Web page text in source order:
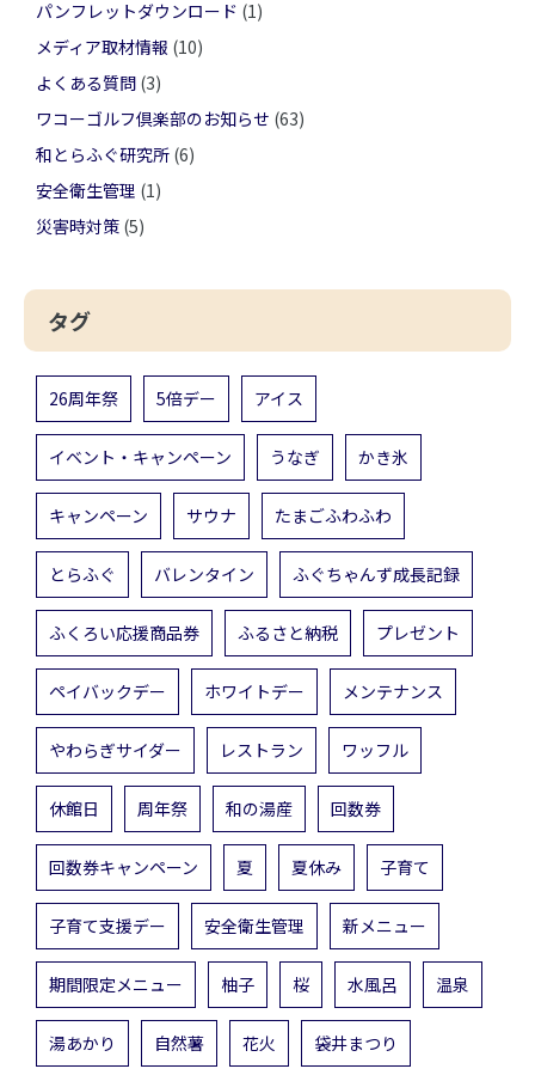
パンフレットダウンロード (1)
メディア取材情報 (10)
よくある質問 (3)
ワコーゴルフ倶楽部のお知らせ (63)
和とらふぐ研究所 (6)
安全衛生管理 (1)
災害時対策 (5)
タグ
26周年祭 5倍デー アイス
イベント・キャンペーン うなぎ かき氷
キャンペーン サウナ たまごふわふわ
とらふぐ バレンタイン ふぐちゃんず成長記録
ふくろい応援商品券 ふるさと納税 プレゼント
ペイバックデー ホワイトデー メンテナンス
やわらぎサイダー レストラン ワッフル
休館日 周年祭 和の湯産 回数券
回数券キャンペーン 夏 夏休み 子育て
子育て支援デー 安全衛生管理 新メニュー
期間限定メニュー 柚子 桜 水風呂 温泉
湯あかり 自然薯 花火 袋井まつり